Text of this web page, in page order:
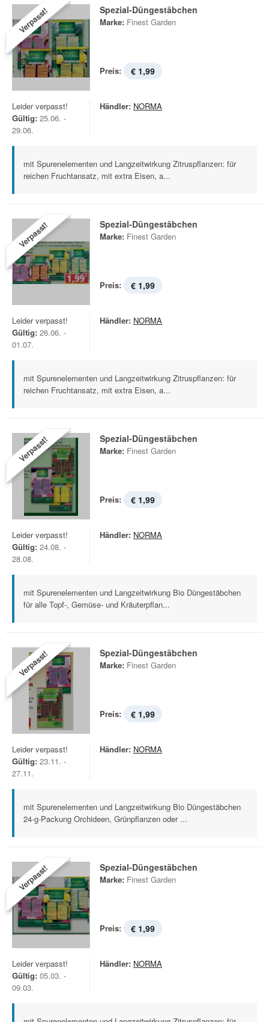
Verpasst! Spezial-Düngestäbchen
Marke: Finest Garden
Preis: € 1,99
Leider verpasst!
Gültig: 25.06. -
29.06.
Händler: NORMA
mit Spurenelementen und Langzeitwirkung Zitruspflanzen: für
reichen Fruchtansatz, mit extra Eisen, a...
Verpasst! Spezial-Düngestäbchen
Marke: Finest Garden
Preis: € 1,99
Leider verpasst!
Gültig: 26.06. -
01.07.
Händler: NORMA
mit Spurenelementen und Langzeitwirkung Zitruspflanzen: für
reichen Fruchtansatz, mit extra Eisen, a...
Verpasst! Spezial-Düngestäbchen
Marke: Finest Garden
Preis: € 1,99
Leider verpasst!
Gültig: 24.08. -
28.08.
Händler: NORMA
mit Spurenelementen und Langzeitwirkung Bio Düngestäbchen
für alle Topf-, Gemüse- und Kräuterpflan...
Verpasst! Spezial-Düngestäbchen
Marke: Finest Garden
Preis: € 1,99
Leider verpasst!
Gültig: 23.11. -
27.11.
Händler: NORMA
mit Spurenelementen und Langzeitwirkung Bio Düngestäbchen
24-g-Packung Orchideen, Grünpflanzen oder ...
Verpasst! Spezial-Düngestäbchen
Marke: Finest Garden
Preis: € 1,99
Leider verpasst!
Gültig: 05.03. -
09.03.
Händler: NORMA